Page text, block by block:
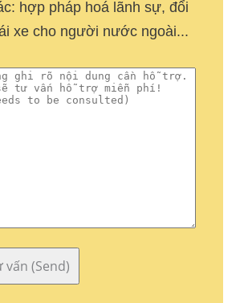
hợp pháp hoá lãnh sự, đổi
xe cho người nước ngoài...